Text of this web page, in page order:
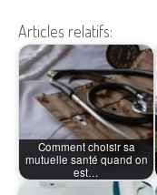
Articles relatifs:
Comment choisir sa
mutuelle santé quand on
est…